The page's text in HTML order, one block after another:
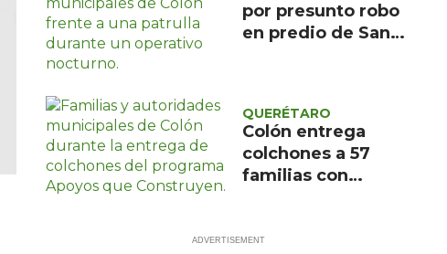
por presunto robo
en predio de San
QUERÉTARO
Colón entrega
colchones a 57
familias con